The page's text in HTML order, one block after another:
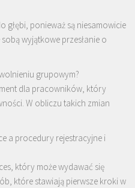
głębi, ponieważ są niesamowicie
wyjątkowe przesłanie o
grupowym?
dla pracowników, który
W obliczu takich zmian
a procedury rejestracyjne i
który może wydawać się
które stawiają pierwsze kroki w